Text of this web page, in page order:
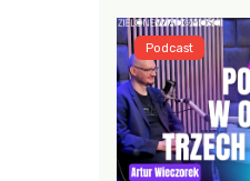
Podcast